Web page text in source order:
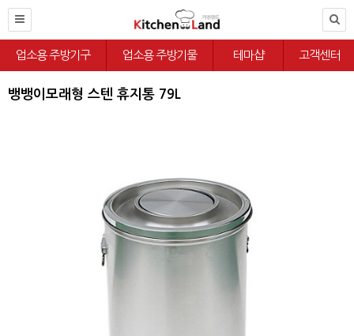
업소용 주방기구 업소용 주방기물 테마샵 고객센터
뱅뱅이모래형 스텐 휴지통 79L